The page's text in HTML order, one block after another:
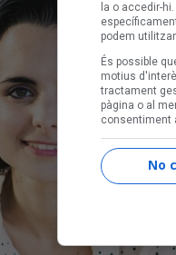
la o accedir-
podem
És possible
motius
tractament
pàgina o al
consentiment
No